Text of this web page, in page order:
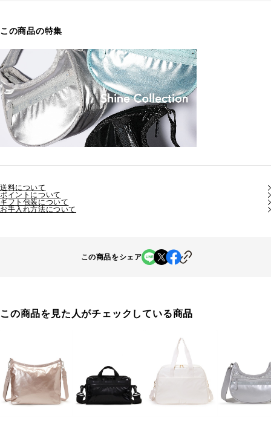
この商品の特集
送料について
ポイントについて
ギフト包装について
お手入れ方法について
この商品をシェア
この商品を見た人がチェックしている商品